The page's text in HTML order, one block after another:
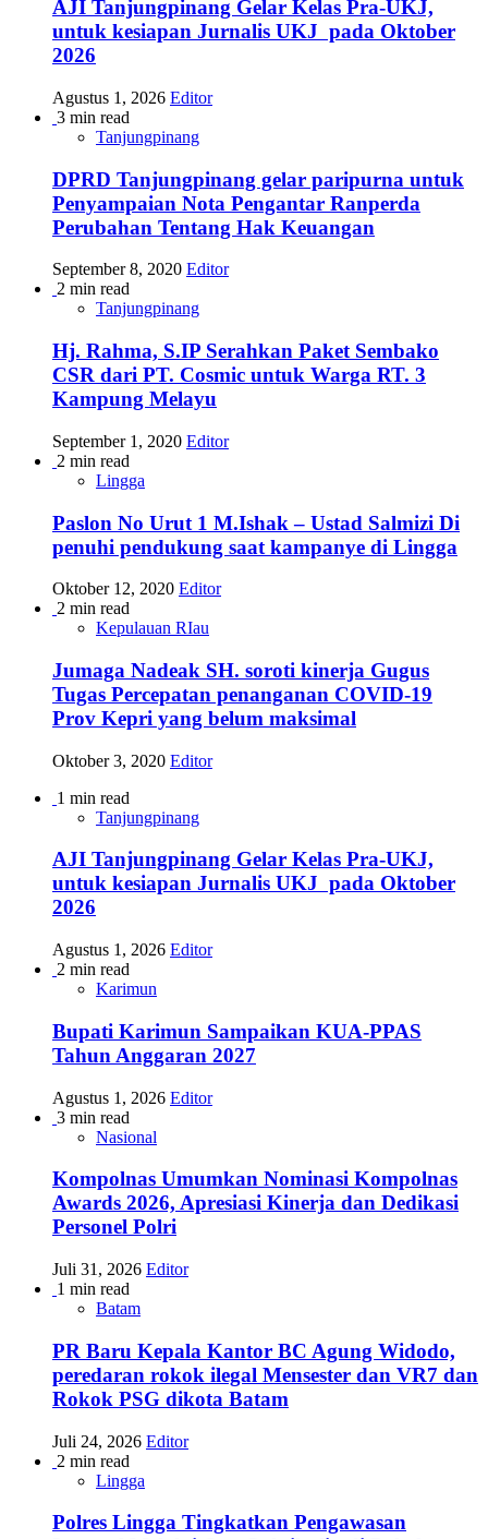
AJI Tanjungpinang Gelar Kelas Pra-UKJ,
untuk kesiapan Jurnalis UKJ pada Oktober
2026
Agustus 1, 2026 Editor
3 min read
Tanjungpinang
DPRD Tanjungpinang gelar paripurna untuk
Penyampaian Nota Pengantar Ranperda
Perubahan Tentang Hak Keuangan
September 8, 2020 Editor
2 min read
Tanjungpinang
Hj. Rahma, S.IP Serahkan Paket Sembako
CSR dari PT. Cosmic untuk Warga RT. 3
Kampung Melayu
September 1, 2020 Editor
2 min read
Lingga
Paslon No Urut 1 M.Ishak – Ustad Salmizi Di
penuhi pendukung saat kampanye di Lingga
Oktober 12, 2020 Editor
2 min read
Kepulauan RIau
Jumaga Nadeak SH. soroti kinerja Gugus
Tugas Percepatan penanganan COVID-19
Prov Kepri yang belum maksimal
Oktober 3, 2020 Editor
1 min read
Tanjungpinang
AJI Tanjungpinang Gelar Kelas Pra-UKJ,
untuk kesiapan Jurnalis UKJ pada Oktober
2026
Agustus 1, 2026 Editor
2 min read
Karimun
Bupati Karimun Sampaikan KUA-PPAS
Tahun Anggaran 2027
Agustus 1, 2026 Editor
3 min read
Nasional
Kompolnas Umumkan Nominasi Kompolnas
Awards 2026, Apresiasi Kinerja dan Dedikasi
Personel Polri
Juli 31, 2026 Editor
1 min read
Batam
PR Baru Kepala Kantor BC Agung Widodo,
peredaran rokok ilegal Mensester dan VR7 dan
Rokok PSG dikota Batam
Juli 24, 2026 Editor
2 min read
Lingga
Polres Lingga Tingkatkan Pengawasan